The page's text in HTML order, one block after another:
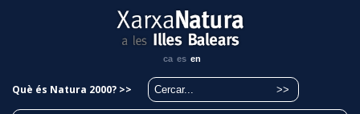
ca es en
Què és Natura 2000? >>